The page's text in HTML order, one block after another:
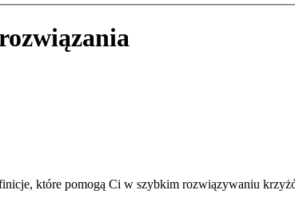
które pomogą Ci w szybkim rozwiązywaniu